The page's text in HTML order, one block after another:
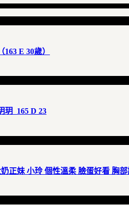
E 30歲）
玥 165 D 23
正妹 小玲 個性溫柔 臉蛋好看 胸部